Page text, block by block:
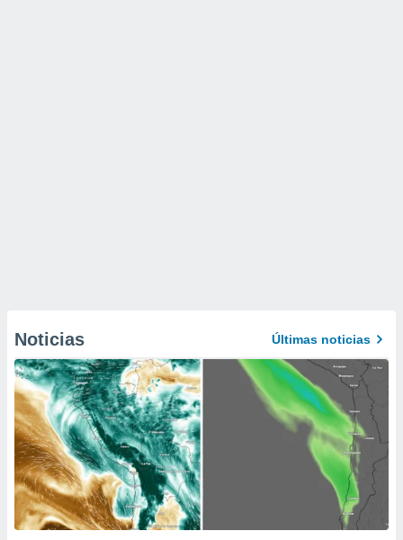
Noticias Últimas noticias